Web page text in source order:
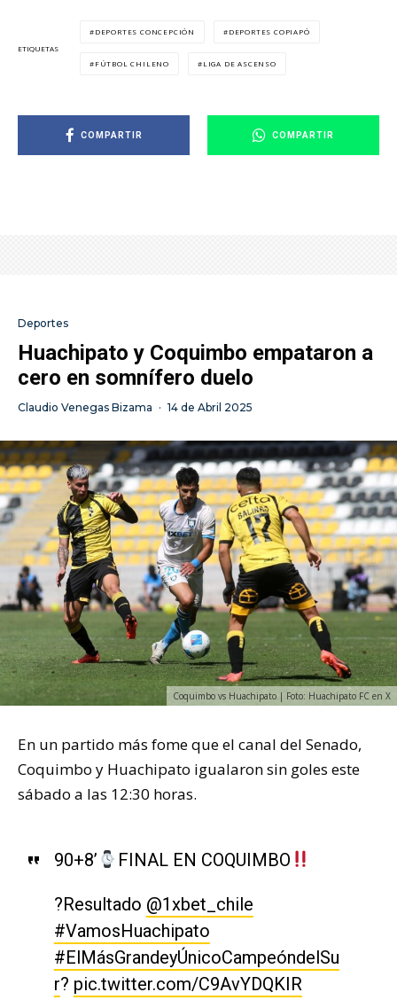
ETIQUETAS
DEPORTES CONCEPCIÓN DEPORTES COPIAPÓ
FÚTBOL CHILENO LIGA DE ASCENSO
COMPARTIR COMPARTIR
Deportes
Huachipato y Coquimbo empataron a
cero en somnífero duelo
Claudio Venegas Bizama · 14 de Abril 2025
Coquimbo vs Huachipato | Foto: Huachipato FC en X
En un partido más fome que el canal del Senado,
Coquimbo y Huachipato igualaron sin goles este
sábado a las 12:30 horas.
90+8’ FINAL EN COQUIMBO
?Resultado @1xbet_chile
#VamosHuachipato
#ElMásGrandeyÚnicoCampeóndelSu
r? pic.twitter.com/C9AvYDQKIR